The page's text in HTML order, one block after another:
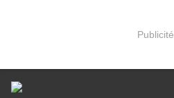
Publicité